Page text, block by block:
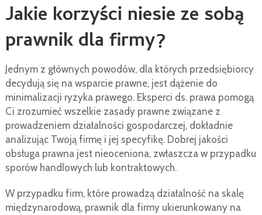
Jakie korzyści niesie ze sobą
prawnik dla firmy?
Jednym z głównych powodów, dla których przedsiębiorcy
decydują się na wsparcie prawne, jest dążenie do
minimalizacji ryzyka prawego. Eksperci ds. prawa pomogą
Ci zrozumieć wszelkie zasady prawne związane z
prowadzeniem działalności gospodarczej, dokładnie
analizując Twoją firmę i jej specyfikę. Dobrej jakości
obsługa prawna jest nieoceniona, zwłaszcza w przypadku
sporów handlowych lub kontraktowych.
W przypadku firm, które prowadzą działalność na skalę
międzynarodową, prawnik dla firmy ukierunkowany na